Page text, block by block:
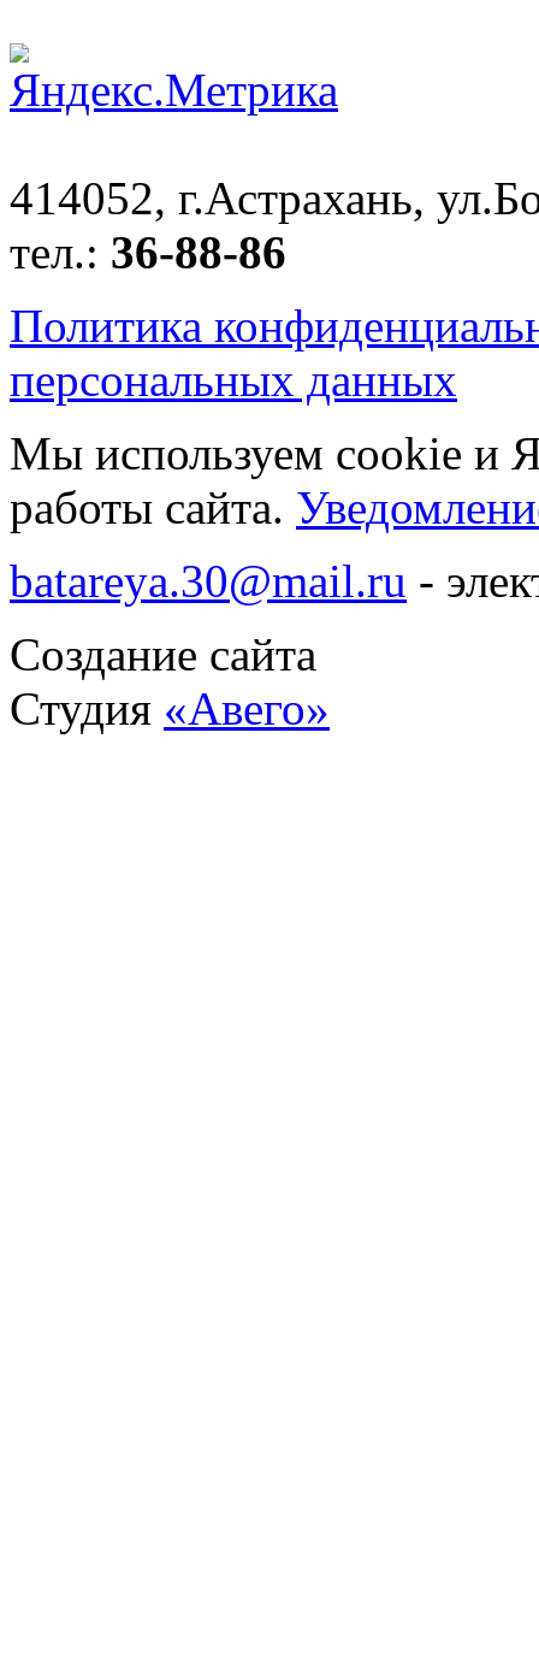
414052, г.Астрахань,
тел.: 36-88-86
Политика
персональных данных
Мы используем cookie и
работы сайта.
batareya.30@mail.ru -
Создание сайта
Студия «Авего»